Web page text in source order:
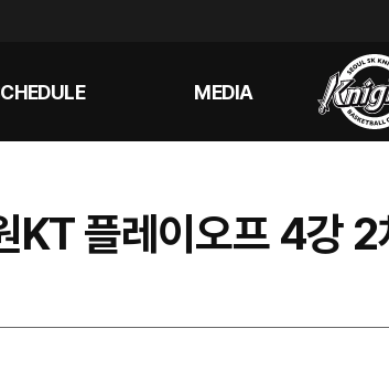
MEDIA
플레이오프 4강 2